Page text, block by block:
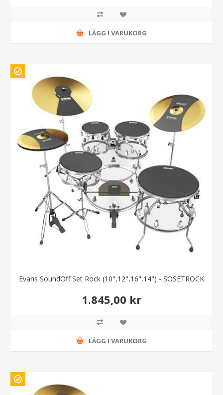
LÄGG I VARUKORG
Evans SoundOff Set Rock (10",12",16",14") - SOSETROCK
1.845,00 kr
LÄGG I VARUKORG